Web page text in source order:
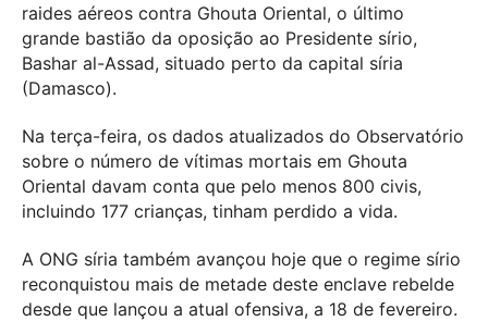
raides aéreos contra Ghouta Oriental, o último
grande bastião da oposição ao Presidente sírio,
Bashar al-Assad, situado perto da capital síria
(Damasco).
Na terça-feira, os dados atualizados do Observatório
sobre o número de vítimas mortais em Ghouta
Oriental davam conta que pelo menos 800 civis,
incluindo 177 crianças, tinham perdido a vida.
A ONG síria também avançou hoje que o regime sírio
reconquistou mais de metade deste enclave rebelde
desde que lançou a atual ofensiva, a 18 de fevereiro.